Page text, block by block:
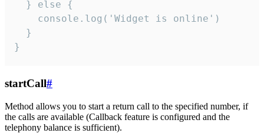
  } else {
    console.log('Widget is online')
  }
}
startCall#
Method allows you to start a return call to the specified number, if
the calls are available (Callback feature is configured and the
telephony balance is sufficient).